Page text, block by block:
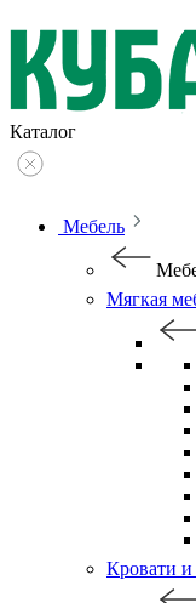
Каталог
Мебель
Мягкая
Кровати